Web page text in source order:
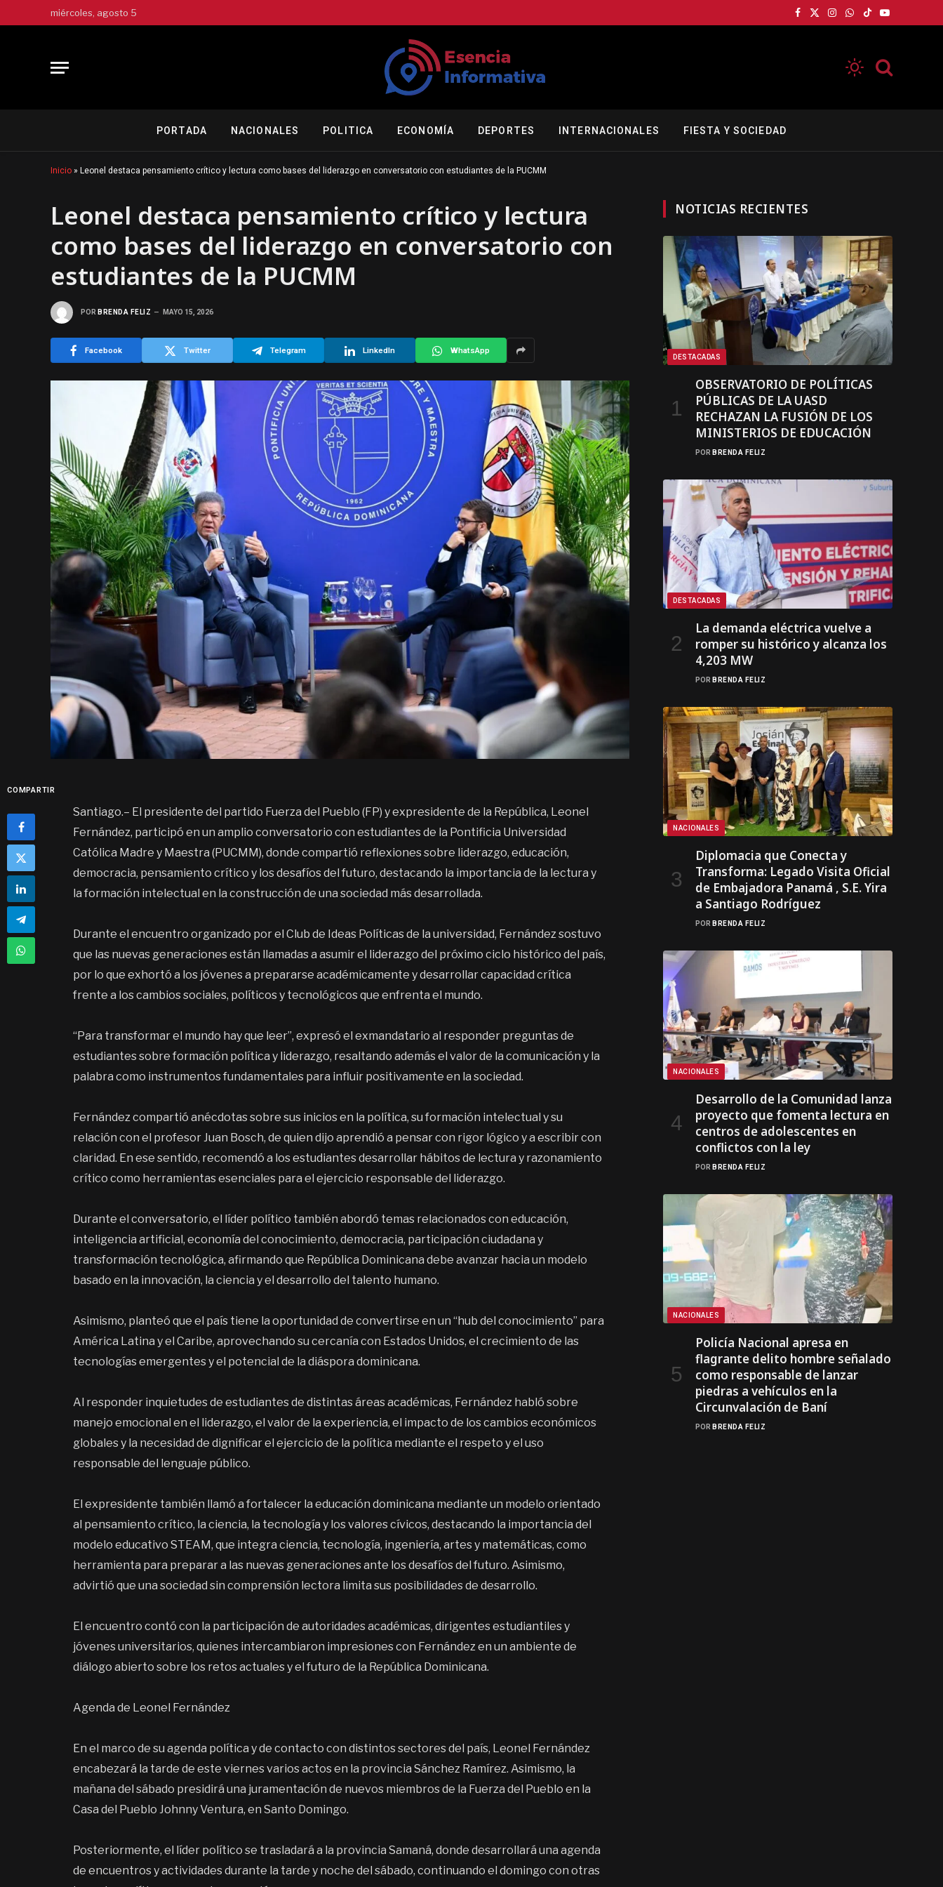
miércoles, agosto 5
Facebook
X
Instagram
WhatsApp
TikTokYouTube
PORTADA NACIONALES POLITICA ECONOMÍA DEPORTES INTERNACIONALES FIESTA Y SOCIEDAD
Inicio » Leonel destaca pensamiento crítico y lectura como bases del liderazgo en conversatorio con estudiantes de la PUCMM
Leonel destaca pensamiento crítico y lectura
como bases del liderazgo en conversatorio con
estudiantes de la PUCMM
POR BRENDA FELIZ MAYO 15, 2026
Facebook Twitter Telegram LinkedIn WhatsApp
COMPARTIR
Santiago.– El presidente del partido Fuerza del Pueblo (FP) y expresidente de la República, Leonel
Fernández, participó en un amplio conversatorio con estudiantes de la Pontificia Universidad
Católica Madre y Maestra (PUCMM), donde compartió reflexiones sobre liderazgo, educación,
democracia, pensamiento crítico y los desafíos del futuro, destacando la importancia de la lectura y
la formación intelectual en la construcción de una sociedad más desarrollada.
Durante el encuentro organizado por el Club de Ideas Políticas de la universidad, Fernández sostuvo
que las nuevas generaciones están llamadas a asumir el liderazgo del próximo ciclo histórico del país,
por lo que exhortó a los jóvenes a prepararse académicamente y desarrollar capacidad crítica
frente a los cambios sociales, políticos y tecnológicos que enfrenta el mundo.
“Para transformar el mundo hay que leer”, expresó el exmandatario al responder preguntas de
estudiantes sobre formación política y liderazgo, resaltando además el valor de la comunicación y la
palabra como instrumentos fundamentales para influir positivamente en la sociedad.
Fernández compartió anécdotas sobre sus inicios en la política, su formación intelectual y su
relación con el profesor Juan Bosch, de quien dijo aprendió a pensar con rigor lógico y a escribir con
claridad. En ese sentido, recomendó a los estudiantes desarrollar hábitos de lectura y razonamiento
crítico como herramientas esenciales para el ejercicio responsable del liderazgo.
Durante el conversatorio, el líder político también abordó temas relacionados con educación,
inteligencia artificial, economía del conocimiento, democracia, participación ciudadana y
transformación tecnológica, afirmando que República Dominicana debe avanzar hacia un modelo
basado en la innovación, la ciencia y el desarrollo del talento humano.
Asimismo, planteó que el país tiene la oportunidad de convertirse en un “hub del conocimiento” para
América Latina y el Caribe, aprovechando su cercanía con Estados Unidos, el crecimiento de las
tecnologías emergentes y el potencial de la diáspora dominicana.
Al responder inquietudes de estudiantes de distintas áreas académicas, Fernández habló sobre
manejo emocional en el liderazgo, el valor de la experiencia, el impacto de los cambios económicos
globales y la necesidad de dignificar el ejercicio de la política mediante el respeto y el uso
responsable del lenguaje público.
El expresidente también llamó a fortalecer la educación dominicana mediante un modelo orientado
al pensamiento crítico, la ciencia, la tecnología y los valores cívicos, destacando la importancia del
modelo educativo STEAM, que integra ciencia, tecnología, ingeniería, artes y matemáticas, como
herramienta para preparar a las nuevas generaciones ante los desafíos del futuro. Asimismo,
advirtió que una sociedad sin comprensión lectora limita sus posibilidades de desarrollo.
El encuentro contó con la participación de autoridades académicas, dirigentes estudiantiles y
jóvenes universitarios, quienes intercambiaron impresiones con Fernández en un ambiente de
diálogo abierto sobre los retos actuales y el futuro de la República Dominicana.
Agenda de Leonel Fernández
En el marco de su agenda política y de contacto con distintos sectores del país, Leonel Fernández
encabezará la tarde de este viernes varios actos en la provincia Sánchez Ramírez. Asimismo, la
mañana del sábado presidirá una juramentación de nuevos miembros de la Fuerza del Pueblo en la
Casa del Pueblo Johnny Ventura, en Santo Domingo.
Posteriormente, el líder político se trasladará a la provincia Samaná, donde desarrollará una agenda
de encuentros y actividades durante la tarde y noche del sábado, continuando el domingo con otras
NOTICIAS RECIENTES
DESTACADAS
OBSERVATORIO DE POLÍTICAS
PÚBLICAS DE LA UASD
RECHAZAN LA FUSIÓN DE LOS
MINISTERIOS DE EDUCACIÓN
POR BRENDA FELIZ
DESTACADAS
La demanda eléctrica vuelve a
romper su histórico y alcanza los
4,203 MW
POR BRENDA FELIZ
NACIONALES
Diplomacia que Conecta y
Transforma: Legado Visita Oficial
de Embajadora Panamá , S.E. Yira
a Santiago Rodríguez
POR BRENDA FELIZ
NACIONALES
Desarrollo de la Comunidad lanza
proyecto que fomenta lectura en
centros de adolescentes en
conflictos con la ley
POR BRENDA FELIZ
NACIONALES
Policía Nacional apresa en
flagrante delito hombre señalado
como responsable de lanzar
piedras a vehículos en la
Circunvalación de Baní
POR BRENDA FELIZ